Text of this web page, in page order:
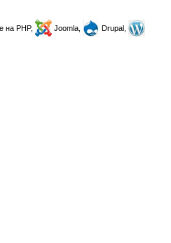
на PHP, Joomla,
Drupal,